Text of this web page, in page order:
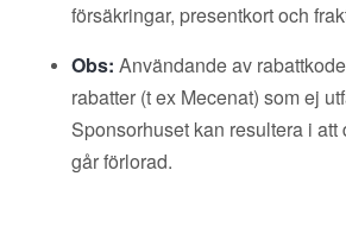
försäkringar, presentkort och
Obs: Användande av
rabatter (t ex Mecenat) som ej
Sponsorhuset kan resultera i
går förlorad.